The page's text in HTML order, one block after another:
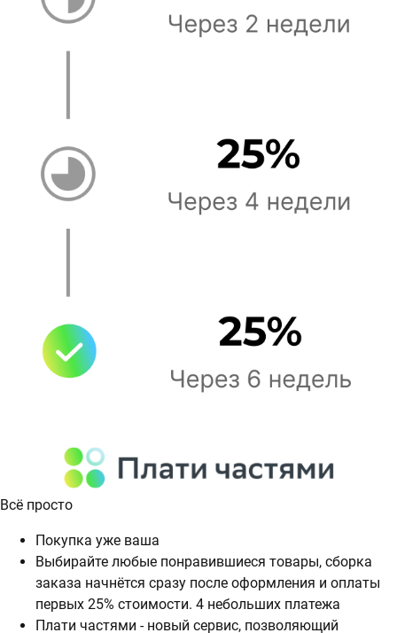
Всё просто
Покупка уже ваша
Выбирайте любые понравившиеся товары, сборка
заказа начнётся сразу после оформления и оплаты
первых 25% стоимости. 4 небольших платежа
Плати частями - новый сервис, позволяющий